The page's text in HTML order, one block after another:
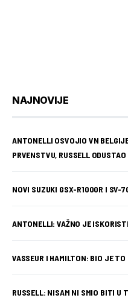
NAJNOVIJE
ANTONELLI OSVOJIO VN
PRVENSTVU, RUSSELL ODUSTAO
NOVI SUZUKI GSX-R1000R I SV-
ANTONELLI: VAŽNO JE
VASSEUR I HAMILTON: BIO JE
RUSSELL: NISAM NI SMIO BITI U